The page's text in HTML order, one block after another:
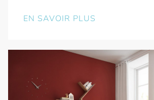
EN SAVOIR PLUS